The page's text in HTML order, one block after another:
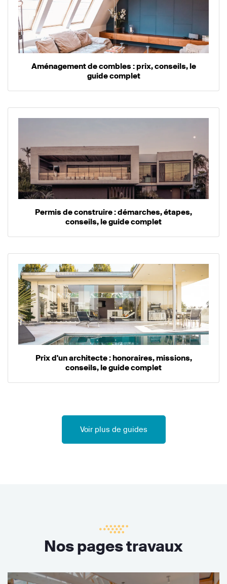
Aménagement de combles : prix, conseils, le
guide complet
Permis de construire : démarches, étapes,
conseils, le guide complet
Prix d'un architecte : honoraires, missions,
conseils, le guide complet
Voir plus de guides
Nos pages travaux